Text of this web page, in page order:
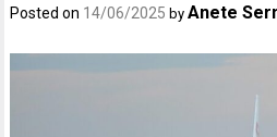
Posted on 14/06/2025 byAnete